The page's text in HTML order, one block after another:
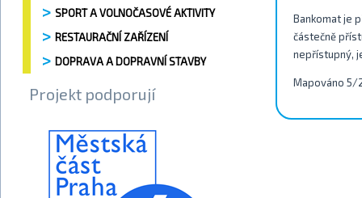
SPORT A VOLNOČASOVÉ AKTIVITY
RESTAURAČNÍ ZAŘÍZENÍ
DOPRAVA A DOPRAVNÍ STAVBY
Projekt podporují
Bankomat je
částečně
nepřístupný,
Mapováno 5/